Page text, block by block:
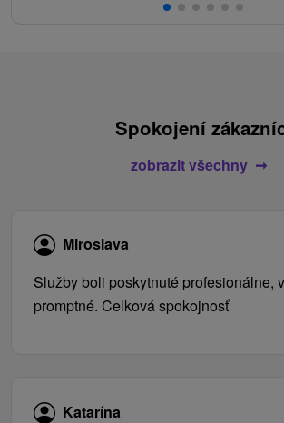
Spokojení
zobrazit všechny
Miroslava
Služby boli poskytnuté profesionálne,
promptné. Celková spokojnosť
Katarína